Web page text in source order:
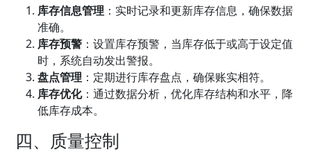
库存信息管理 ：实时记录和更新库存信息，确保数据
准确。
库存预警 ：设置库存预警，当库存低于或高于设定值
时，系统自动发出警报。
盘点管理 ：定期进行库存盘点，确保账实相符。
库存优化：通过数据分析，优化库存结构和水平，降
低库存成本。
四、质量控制